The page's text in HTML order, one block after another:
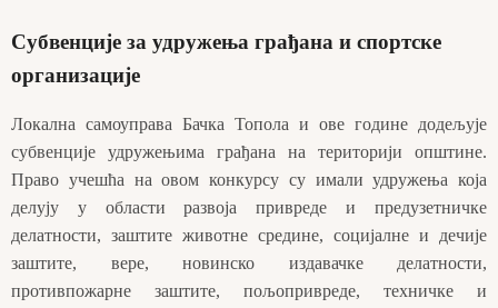
Субвенције за удружења грађана и спортске
организације
Локална самоуправа Бачка Топола и ове године додељује
субвенције удружењима грађана на територији општине.
Право учешћа на овом конкурсу су имали удружења која
делују у области развоја привреде и предузетничке
делатности, заштите животне средине, социјалне и дечије
заштите, вере, новинско издавачке делатности,
противпожарне заштите, пољопривреде, техничке и